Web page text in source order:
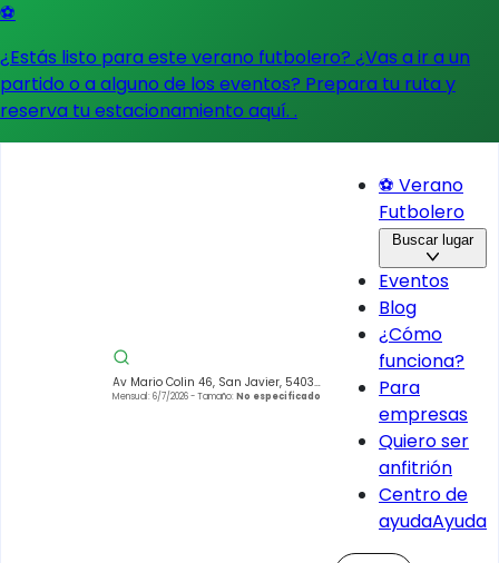
⚽
¿Estás listo para este verano futbolero? ¿Vas a ir a un
partido o a alguno de los eventos? Prepara tu ruta y
reserva tu estacionamiento aquí. .
Av Mario Colin 46, San Javier, 54030
Tlalnepantla de Baz, Méx., Mexico
Mensual: 6/7/2026- Tamaño: No especificado
⚽ Verano
Futbolero
Buscar lugar
Eventos
Blog
¿Cómo
funciona?
Para
empresas
Quiero ser
anfitrión
Centro de
ayudaAyuda